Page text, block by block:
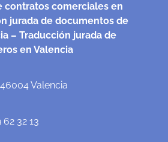
contratos comerciales en
jurada de documentos de
– Traducción jurada de
en Valencia
Valencia
32 13